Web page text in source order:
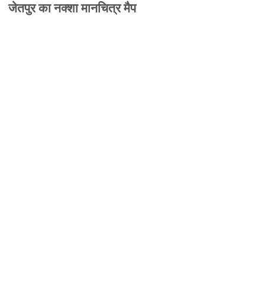
जेतपुर का नक्शा मानचित्र मैप